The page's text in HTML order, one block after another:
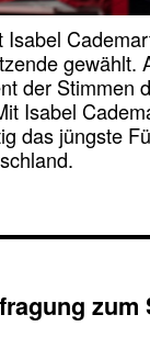
gewählt.
der Stimmen
Isabel
das jüngste
zum